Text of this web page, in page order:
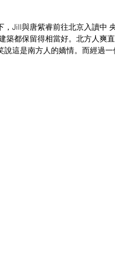
，Jill與唐紫睿前往北京入讀中
築都保留得相當好。北方人爽
這是南方人的嬌情。而經過